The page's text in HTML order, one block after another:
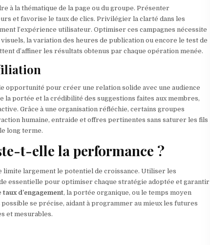
à la thématique de la page ou du groupe. Présenter
et favorise le taux de clics. Privilégier la clarté dans les
l’expérience utilisateur. Optimiser ces campagnes nécessite
visuels, la variation des heures de publication ou encore le test de
d’affiner les résultats obtenus par chaque opération menée.
opportunité pour créer une relation solide avec une audience
la portée et la crédibilité des suggestions faites aux membres,
Grâce à une organisation réfléchie, certains groupes
humaine, entraide et offres pertinentes sans saturer les fils
long terme.
t-elle la performance ?
limite largement le potentiel de croissance. Utiliser les
essentielle pour optimiser chaque stratégie adoptée et garantir
taux d’engagement, la portée organique, ou le temps moyen
possible se précise, aidant à programmer au mieux les futures
et mesurables.